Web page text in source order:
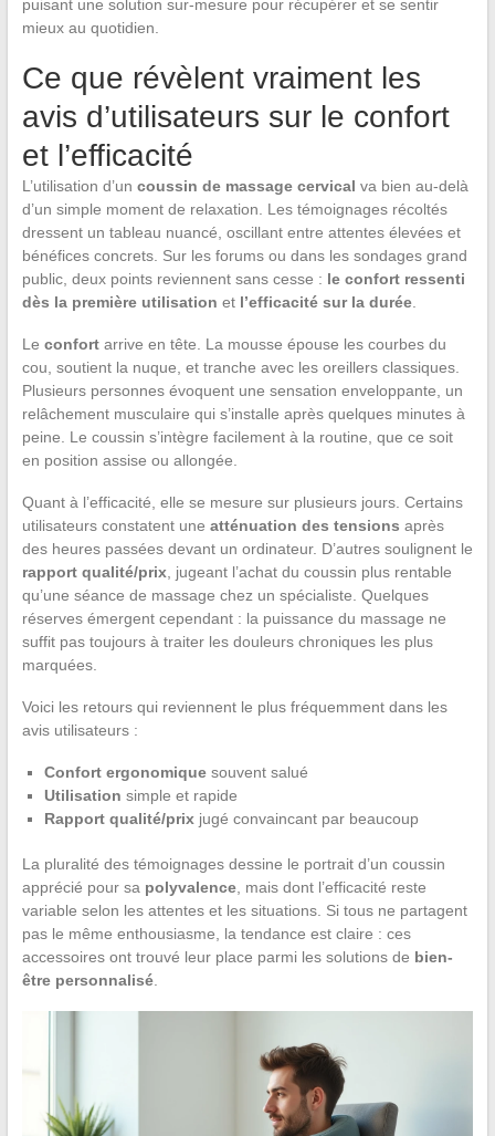
puisant une solution sur-mesure pour récupérer et se sentir
mieux au quotidien.
Ce que révèlent vraiment les
avis d’utilisateurs sur le confort
et l’efficacité
L’utilisation d’un coussin de massage cervical va bien au-delà
d’un simple moment de relaxation. Les témoignages récoltés
dressent un tableau nuancé, oscillant entre attentes élevées et
bénéfices concrets. Sur les forums ou dans les sondages grand
public, deux points reviennent sans cesse : le confort ressenti
dès la première utilisation et l’efficacité sur la durée.
Le confortarrive en tête. La mousse épouse les courbes du
cou, soutient la nuque, et tranche avec les oreillers classiques.
Plusieurs personnes évoquent une sensation enveloppante, un
relâchement musculaire qui s’installe après quelques minutes à
peine. Le coussin s’intègre facilement à la routine, que ce soit
en position assise ou allongée.
Quant à l’efficacité, elle se mesure sur plusieurs jours. Certains
utilisateurs constatent une atténuation des tensions après
des heures passées devant un ordinateur. D’autres soulignent le
rapport qualité/prix, jugeant l’achat du coussin plus rentable
qu’une séance de massage chez un spécialiste. Quelques
réserves émergent cependant : la puissance du massage ne
suffit pas toujours à traiter les douleurs chroniques les plus
marquées.
Voici les retours qui reviennent le plus fréquemment dans les
avis utilisateurs :
Confort ergonomiquesouvent salué
Utilisation simple et rapide
Rapport qualité/prixjugé convaincant par beaucoup
La pluralité des témoignages dessine le portrait d’un coussin
apprécié pour sa polyvalence, mais dont l’efficacité reste
variable selon les attentes et les situations. Si tous ne partagent
pas le même enthousiasme, la tendance est claire : ces
accessoires ont trouvé leur place parmi les solutions de bien-
être personnalisé.